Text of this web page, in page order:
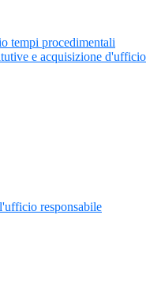
tempi procedimentali
e acquisizione d'ufficio
responsabile